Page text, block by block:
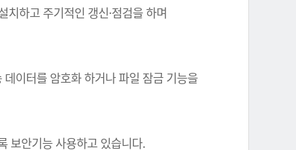
하고 주기적인 갱신·점검을 하며
이터를 암호화 하거나 파일 잠금 기능을
보안기능 사용하고 있습니다.